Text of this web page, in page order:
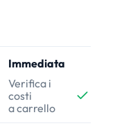
Immediata
Verifica i
costi
a carrello